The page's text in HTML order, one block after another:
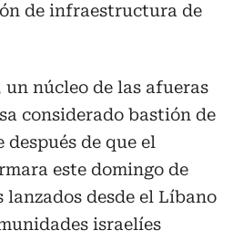
de infraestructura de
un núcleo de las afueras
considerado bastión de
de que el
este domingo de
desde el Líbano
israelíes